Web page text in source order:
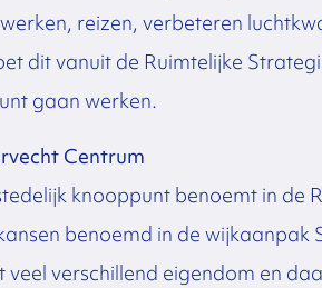
reizen, verbeteren
dit vanuit de Ruimtelijke
gaan werken.
Centrum
knooppunt benoemt in de
benoemd in de
verschillend eigendom en